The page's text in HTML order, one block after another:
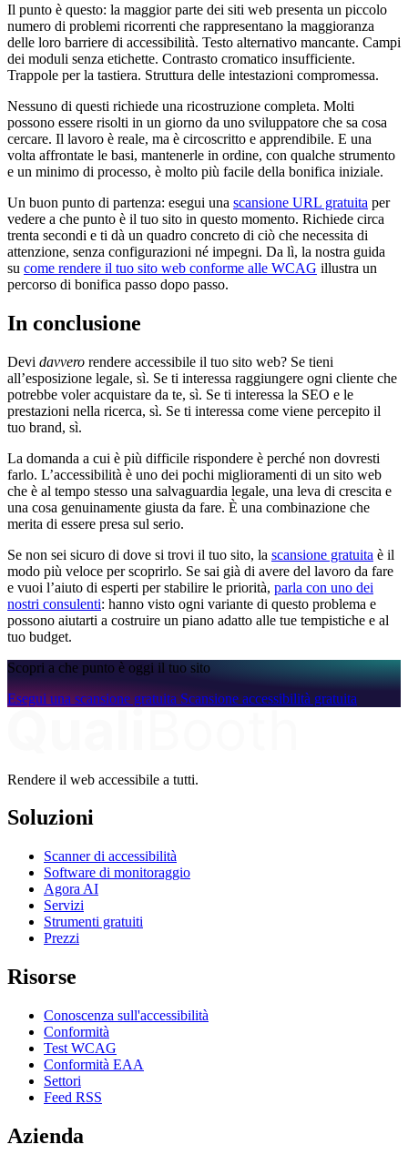
Il punto è questo: la maggior parte dei siti web presenta un piccolo
numero di problemi ricorrenti che rappresentano la maggioranza
delle loro barriere di accessibilità. Testo alternativo mancante. Campi
dei moduli senza etichette. Contrasto cromatico insufficiente.
Trappole per la tastiera. Struttura delle intestazioni compromessa.
Nessuno di questi richiede una ricostruzione completa. Molti
possono essere risolti in un giorno da uno sviluppatore che sa cosa
cercare. Il lavoro è reale, ma è circoscritto e apprendibile. E una
volta affrontate le basi, mantenerle in ordine, con qualche strumento
e un minimo di processo, è molto più facile della bonifica iniziale.
Un buon punto di partenza: esegui una scansione URL gratuita per
vedere a che punto è il tuo sito in questo momento. Richiede circa
trenta secondi e ti dà un quadro concreto di ciò che necessita di
attenzione, senza configurazioni né impegni. Da lì, la nostra guida
su come rendere il tuo sito web conforme alle WCAG illustra un
percorso di bonifica passo dopo passo.
In conclusione
Devi davvero rendere accessibile il tuo sito web? Se tieni
all’esposizione legale, sì. Se ti interessa raggiungere ogni cliente che
potrebbe voler acquistare da te, sì. Se ti interessa la SEO e le
prestazioni nella ricerca, sì. Se ti interessa come viene percepito il
tuo brand, sì.
La domanda a cui è più difficile rispondere è perché non dovresti
farlo. L’accessibilità è uno dei pochi miglioramenti di un sito web
che è al tempo stesso una salvaguardia legale, una leva di crescita e
una cosa genuinamente giusta da fare. È una combinazione che
merita di essere presa sul serio.
Se non sei sicuro di dove si trovi il tuo sito, la scansione gratuita è il
modo più veloce per scoprirlo. Se sai già di avere del lavoro da fare
e vuoi l’aiuto di esperti per stabilire le priorità, parla con uno dei
nostri consulenti: hanno visto ogni variante di questo problema e
possono aiutarti a costruire un piano adatto alle tue tempistiche e al
tuo budget.
Scopri a che punto è oggi il tuo sito
Esegui una scansione gratuita Scansione accessibilità gratuita
Rendere il web accessibile a tutti.
Soluzioni
Scanner di accessibilità
Software di monitoraggio
Agora AI
Servizi
Strumenti gratuiti
Prezzi
Risorse
Conoscenza sull'accessibilità
Conformità
Test WCAG
Conformità EAA
Settori
Feed RSS
Azienda